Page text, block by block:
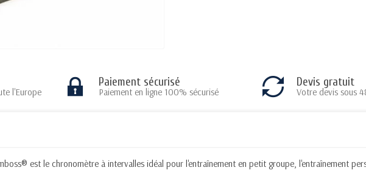
l'Europe
Paiement sécurisé
Paiement en ligne 100% sécurisé
Devis gratuit
Votre devis sous
est le chronomètre à intervalles idéal pour l'entraînement en petit groupe, l'entraînement